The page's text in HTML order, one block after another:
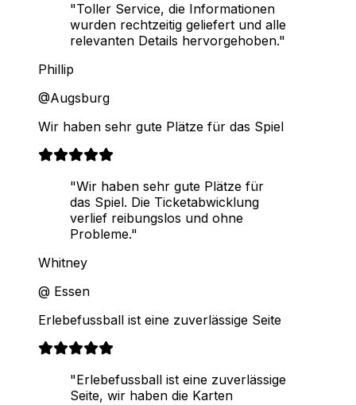
"Toller Service, die Informationen
wurden rechtzeitig geliefert und alle
relevanten Details hervorgehoben."
Phillip
@Augsburg
Wir haben sehr gute Plätze für das Spiel
"Wir haben sehr gute Plätze für
das Spiel. Die Ticketabwicklung
verlief reibungslos und ohne
Probleme."
Whitney
@ Essen
Erlebefussball ist eine zuverlässige Seite
"Erlebefussball ist eine zuverlässige
Seite, wir haben die Karten